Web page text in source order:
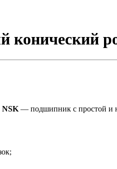
конический
NSK — подшипник с простой и